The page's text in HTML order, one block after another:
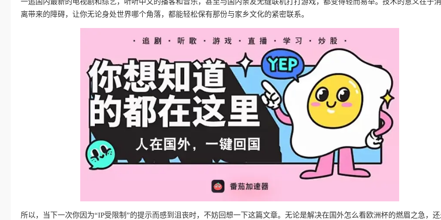
离带来的障碍，让你无论身处世界哪个角落，都能轻松保有那份与家乡文化的紧密联系。
所以，当下一次你因为“IP受限制”的提示而感到沮丧时，不妨回想一下这篇文章。无论是解决在国外怎么看欧洲杯的燃眉之急，